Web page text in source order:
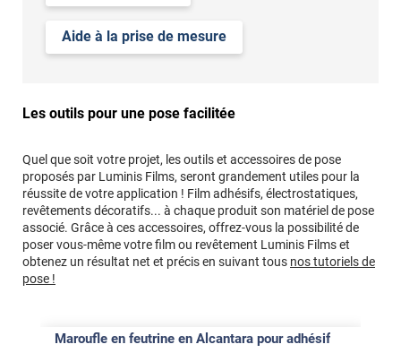
Aide à la prise de mesure
Les outils pour une pose facilitée
Quel que soit votre projet, les outils et accessoires de pose
proposés par Luminis Films, seront grandement utiles pour la
réussite de votre application ! Film adhésifs, électrostatiques,
revêtements décoratifs... à chaque produit son matériel de pose
associé. Grâce à ces accessoires, offrez-vous la possibilité de
poser vous-même votre film ou revêtement Luminis Films et
obtenez un résultat net et précis en suivant tous nos tutoriels de
pose !
Maroufle en feutrine en Alcantara pour adhésif